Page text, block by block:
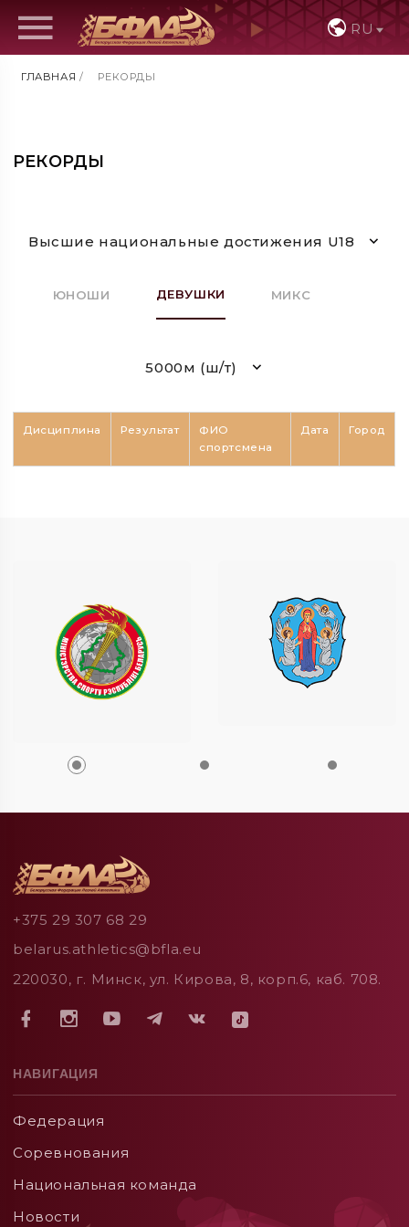
RU
ГЛАВНАЯ / РЕКОРДЫ
РЕКОРДЫ
Высшие национальные достижения U18
ЮНОШИ ДЕВУШКИ МИКС
5000м (ш/т)
Дисциплина Результат
ФИО
спортсмена
Дата Город
+375 29 307 68 29
belarus.athletics@bfla.eu
220030, г. Минск, ул. Кирова, 8, корп.6, каб. 708.
НАВИГАЦИЯ
Федерация
Соревнования
Национальная команда
Новости